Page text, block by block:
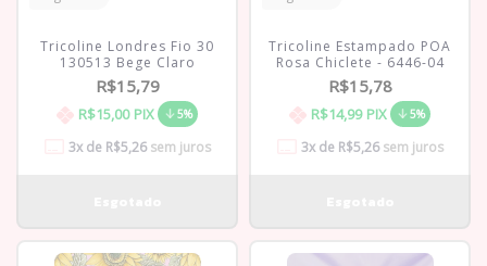
Tricoline Londres Fio 30
130513 Bege Claro
R$15,79
R$15,00 PIX 5%
3x de R$5,26sem juros
Tricoline Estampado POA
Rosa Chiclete - 6446-04
R$15,78
R$14,99 PIX 5%
3x de R$5,26sem juros